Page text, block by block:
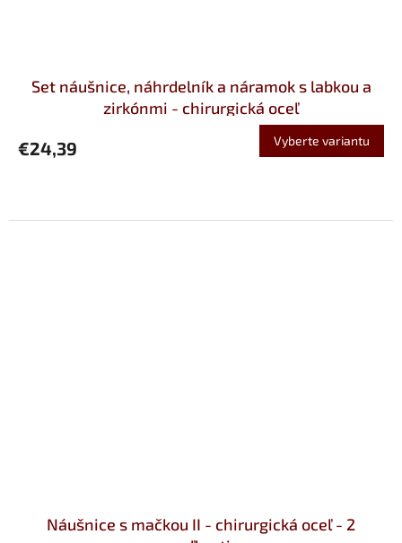
Set náušnice, náhrdelník a náramok s labkou a
zirkónmi - chirurgická oceľ
€24,39 Vyberte variantu
Náušnice s mačkou II - chirurgická oceľ - 2